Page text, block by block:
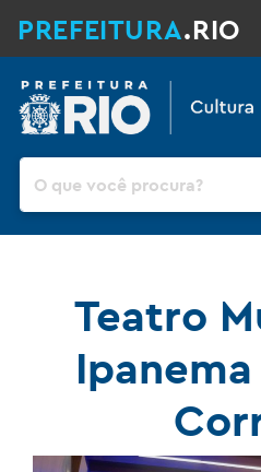
PREFEITURA.RIO
Pesquisar
Teatro